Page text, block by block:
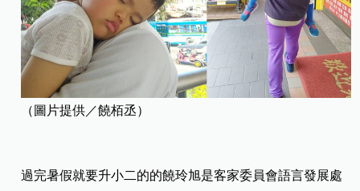
（圖片提供／饒栢丞）
過完暑假就要升小二的的饒玲旭是客家委員會語言發展處